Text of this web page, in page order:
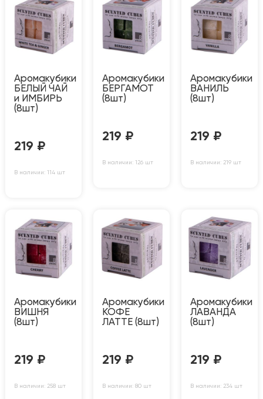
Аромакубики
БЕЛЫЙ ЧАЙ
и ИМБИРЬ
(8шт)
219 ₽
В наличии: 114 шт
Аромакубики
БЕРГАМОТ
(8шт)
219 ₽
В наличии: 126 шт
Аромакубики
ВАНИЛЬ
(8шт)
219 ₽
В наличии: 219 шт
Аромакубики
ВИШНЯ
(8шт)
219 ₽
В наличии: 258 шт
Аромакубики
КОФЕ
ЛАТТЕ (8шт)
219 ₽
В наличии: 80 шт
Аромакубики
ЛАВАНДА
(8шт)
219 ₽
В наличии: 234 шт